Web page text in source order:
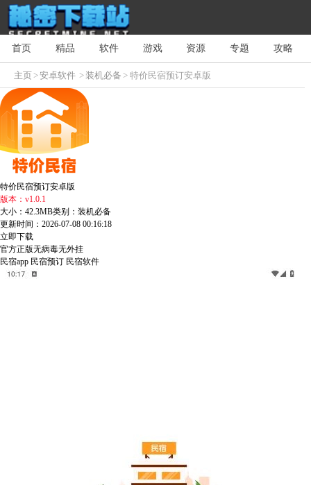
首页 精品 软件 游戏 资源 专题 攻略
主页>安卓软件 >装机必备 > 特价民宿预订安卓版
特价民宿预订安卓版
版本：v1.0.1
大小：42.3MB类别：装机必备
更新时间：2026-07-08 00:16:18
立即下载
官方正版无病毒无外挂
民宿app 民宿预订 民宿软件